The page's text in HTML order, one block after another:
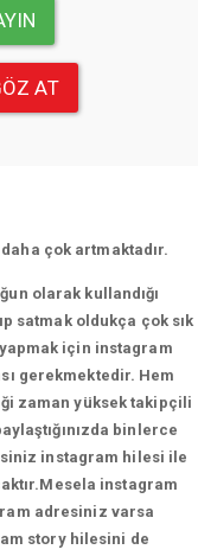
AT
çok artmaktadır.
olarak kullandığı
satmak oldukça çok sık
yapmak için instagram
gerekmektedir. Hem
zaman yüksek takipçili
binlerce
instagram hilesi ile
instagram
adresiniz varsa
story hilesini de